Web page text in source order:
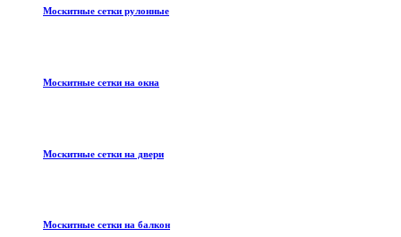
Москитные сетки рулонные
Москитные сетки на окна
Москитные сетки на двери
Москитные сетки на балкон